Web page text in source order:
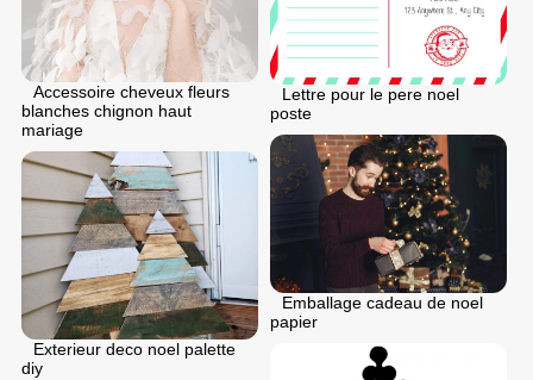
Accessoire cheveux fleurs
blanches chignon haut
mariage
Lettre pour le pere noel
poste
Emballage cadeau de noel
papier
Exterieur deco noel palette
diy